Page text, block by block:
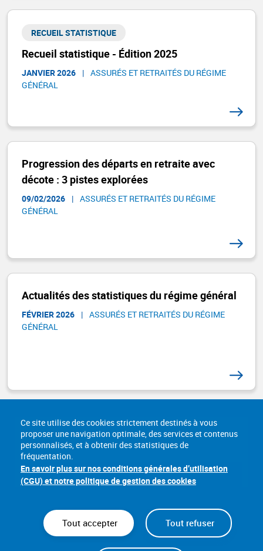
Recueil statistique - Édition 2025
RECUEIL STATISTIQUE
JANVIER 2026 | ASSURÉS ET RETRAITÉS DU RÉGIME
GÉNÉRAL​
Progression des départs en retraite avec
décote : 3 pistes explorées
09/02/2026 | ASSURÉS ET RETRAITÉS DU RÉGIME
GÉNÉRAL​
Actualités des statistiques du régime général
FÉVRIER 2026 | ASSURÉS ET RETRAITÉS DU RÉGIME
GÉNÉRAL​
Sites utiles
Ce site utilise des cookies strictement destinés à vous
proposer une navigation optimale, des services et contenus
personnalisés, et à obtenir des statistiques de
fréquentation.
En savoir plus sur nos conditions générales d’utilisation
(CGU) et notre politique de gestion des cookies
Tout accepter Tout refuser